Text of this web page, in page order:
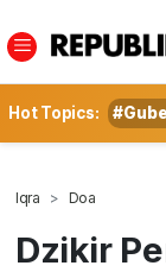
Hot Topics:
Iqra Doa
Dzikir